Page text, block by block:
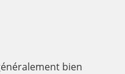
bien